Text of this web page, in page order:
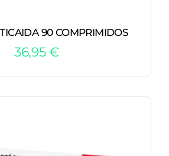
90 COMPRIMIDOS
36,95€